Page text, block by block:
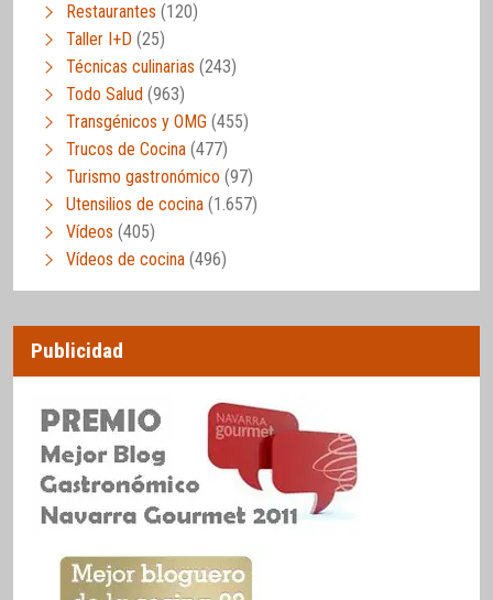
Restaurantes (120)
Taller I+D (25)
Técnicas culinarias (243)
Todo Salud (963)
Transgénicos y OMG (455)
Trucos de Cocina (477)
Turismo gastronómico (97)
Utensilios de cocina (1.657)
Vídeos (405)
Vídeos de cocina (496)
Publicidad